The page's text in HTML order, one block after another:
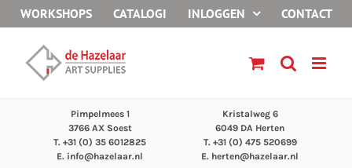
naar
inhoud
WORKSHOPS CATALOGI INLOGGEN CONTACT
Pimpelmees 1
3766 AX Soest
T. +31 (0) 35 6012825
E. info@hazelaar.nl
Kristalweg 6
6049 DA Herten
T. +31 (0) 475 520699
E. herten@hazelaar.nl